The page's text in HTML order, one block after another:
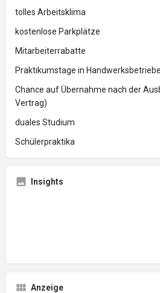
tolles Arbeitsklima
kostenlose Parkplätze
Mitarbeiterrabatte
Praktikumstage in
Chance auf Übernahme nach der
Vertrag)
duales Studium
Schülerpraktika
Insights
Anzeige